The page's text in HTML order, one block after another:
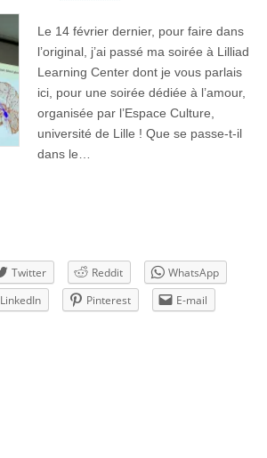
Le 14 février dernier, pour faire dans
l’original, j’ai passé ma soirée à Lilliad
Learning Center dont je vous parlais
ici, pour une soirée dédiée à l’amour,
organisée par l’Espace Culture,
université de Lille ! Que se passe-t-il
dans le…
Twitter Reddit
WhatsApp
LinkedIn Pinterest
E-mail